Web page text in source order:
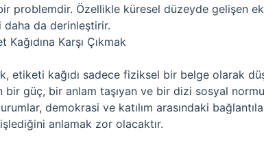
problemdir. Özellikle küresel düzeyde gelişen
daha da derinleştirir.
Kağıdına Karşı Çıkmak
etiketi kağıdı sadece fiziksel bir belge olarak
bir güç, bir anlam taşıyan ve bir dizi sosyal
demokrasi ve katılım arasındaki
anlamak zor olacaktır.